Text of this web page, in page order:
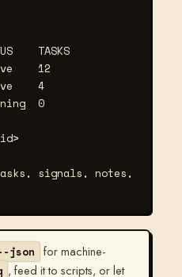
signals, notes,
json for machine-
, feed it to scripts, or let